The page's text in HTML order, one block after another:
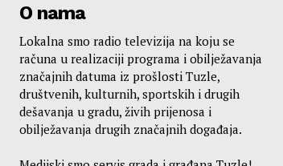
O nama
Lokalna smo radio televizija na koju se
računa u realizaciji programa i obilježavanja
značajnih datuma iz prošlosti Tuzle,
društvenih, kulturnih, sportskih i drugih
dešavanja u gradu, živih prijenosa i
obilježavanja drugih značajnih događaja.